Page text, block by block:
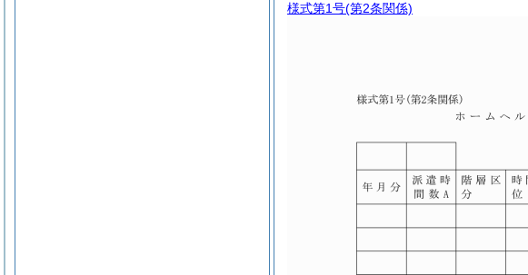
様式第1号(第2条関係)